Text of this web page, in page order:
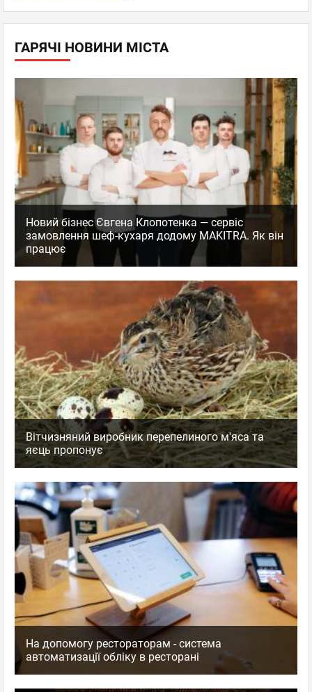
ГАРЯЧІ НОВИНИ МІСТА
Новий бізнес Євгена Клопотенка — сервіс
замовлення шеф-кухаря додому MAKITRA. Як він
працює
Вітчизняний виробник перепелиного м'яса та
яєць пропонує
На допомогу рестораторам - система
автоматизації обліку в ресторані